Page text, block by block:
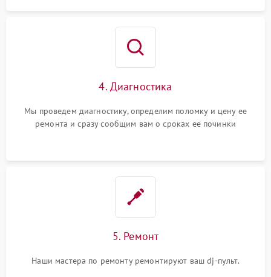
4. Диагностика
Мы проведем диагностику, определим поломку и цену ее
ремонта и сразу сообщим вам о сроках ее починки
5. Ремонт
Наши мастера по ремонту ремонтируют ваш dj-пульт.